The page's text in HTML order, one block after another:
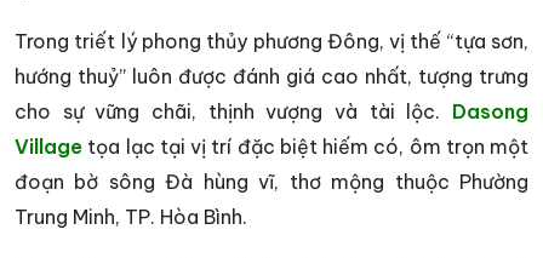
Trong triết lý phong thủy phương Đông, vị thế “tựa sơn,
hướng thuỷ” luôn được đánh giá cao nhất, tượng trưng
cho sự vững chãi, thịnh vượng và tài lộc. Dasong
Village tọa lạc tại vị trí đặc biệt hiếm có, ôm trọn một
đoạn bờ sông Đà hùng vĩ, thơ mộng thuộc Phường
Trung Minh, TP. Hòa Bình.